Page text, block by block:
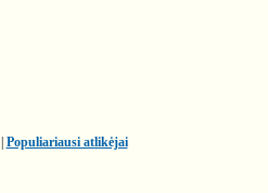
Populiariausi atlikėjai